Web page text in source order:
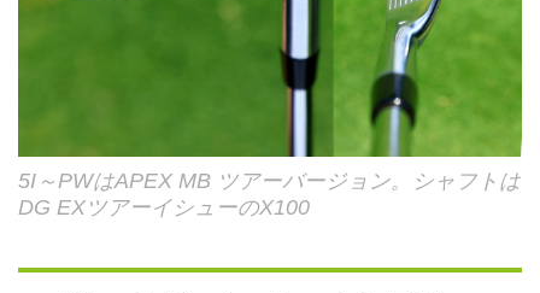
5I～PWはAPEX MB ツアーバージョン。シャフトは
DG EXツアーイシューのX100